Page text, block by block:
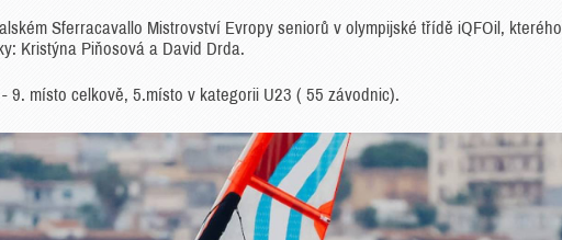
Sferracavallo Mistrovství Evropy seniorů v olympijské třídě iQFOil, kterého
Kristýna Piňosová a David Drda.
9. místo celkově, 5.místo v kategorii U23 ( 55 závodnic).